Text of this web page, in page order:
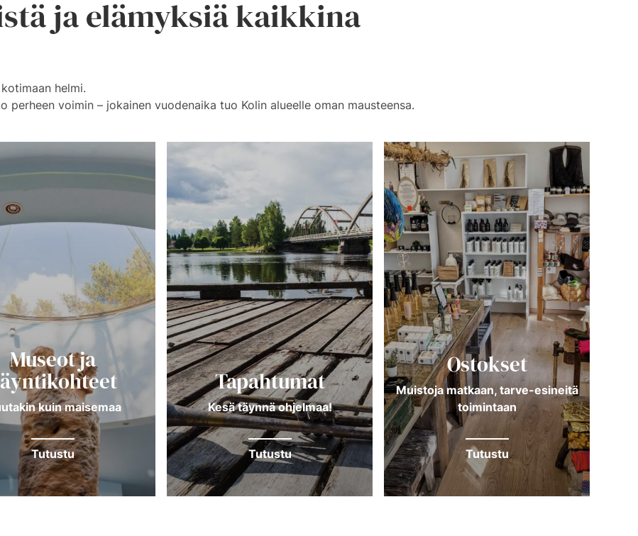
ja elämyksiä kaikkina
helmi.
voimin – jokainen vuodenaika tuo Kolin alueelle oman mausteensa.
Museot ja
kuin maisemaa
Tutustu
Tapahtumat
Kesä täynnä ohjelmaa!
Tutustu
Ostokset
Muistoja matkaan, tarve-esineitä
toimintaan
Tutustu